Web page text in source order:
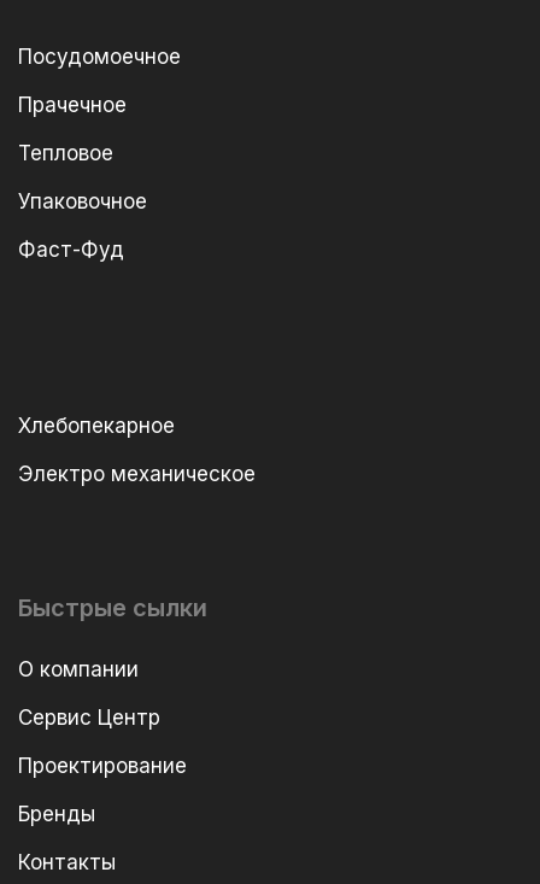
Посудомоечное
Прачечное
Тепловое
Упаковочное
Фаст-Фуд
Хлебопекарное
Электро механическое
Быстрые сылки
О компании
Сервис Центр
Проектирование
Бренды
Контакты